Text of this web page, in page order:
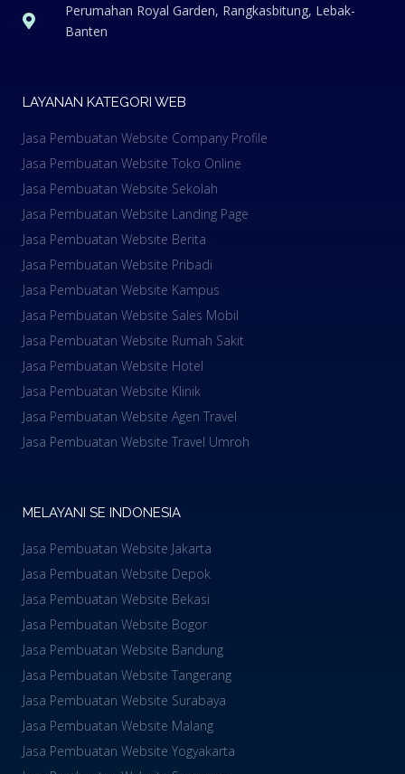
Perumahan Royal Garden, Rangkasbitung, Lebak-
Banten
LAYANAN KATEGORI WEB
Jasa Pembuatan Website Company Profile
Jasa Pembuatan Website Toko Online
Jasa Pembuatan Website Sekolah
Jasa Pembuatan Website Landing Page
Jasa Pembuatan Website Berita
Jasa Pembuatan Website Pribadi
Jasa Pembuatan Website Kampus
Jasa Pembuatan Website Sales Mobil
Jasa Pembuatan Website Rumah Sakit
Jasa Pembuatan Website Hotel
Jasa Pembuatan Website Klinik
Jasa Pembuatan Website Agen Travel
Jasa Pembuatan Website Travel Umroh
MELAYANI SE INDONESIA
Jasa Pembuatan Website Jakarta
Jasa Pembuatan Website Depok
Jasa Pembuatan Website Bekasi
Jasa Pembuatan Website Bogor
Jasa Pembuatan Website Bandung
Jasa Pembuatan Website Tangerang
Jasa Pembuatan Website Surabaya
Jasa Pembuatan Website Malang
Jasa Pembuatan Website Yogyakarta